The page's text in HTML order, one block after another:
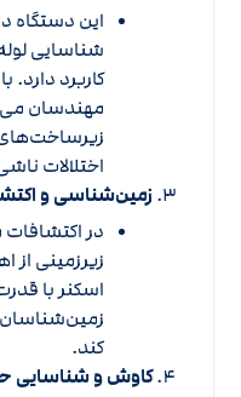
این دستگاه
شناسایی
کاربرد دارد.
مهندسان
زیرساخت‌های
اختلالات
زمین‌شناسی و
در
زیرزمینی از
اسکنر با
زمین‌شناسان
کند.
کاوش و شناسایی